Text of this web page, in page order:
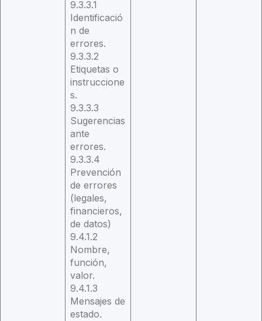
9.3.3.1
Identificació
n de
errores.
9.3.3.2
Etiquetas o
instruccione
s.
9.3.3.3
Sugerencias
ante
errores.
9.3.3.4
Prevención
de errores
(legales,
financieros,
de datos)
9.4.1.2
Nombre,
función,
valor.
9.4.1.3
Mensajes de
estado.